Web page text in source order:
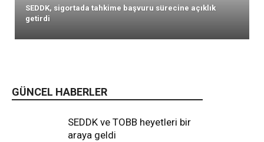
GÜNCEL HABERLER
SEDDK ve TOBB heyetleri bir
araya geldi
SEDDK, sigortada tahkime başvuru sürecine açıklık
getirdi